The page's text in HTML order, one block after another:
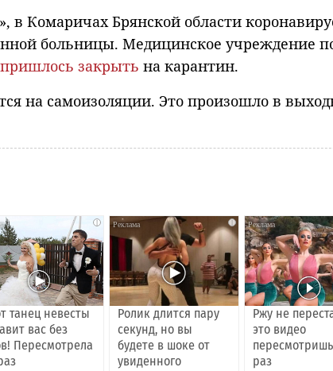
в Комаричах Брянской области
больницы. Медицинское учреждение
пришлось закрыть на карантин.
на самоизоляции. Это произошло в
i
танец невесты
вас без
Пересмотрела
i
Ролик длится пару
секунд, но вы
будете в шоке от
увиденного
Ржу не
это видео
раз